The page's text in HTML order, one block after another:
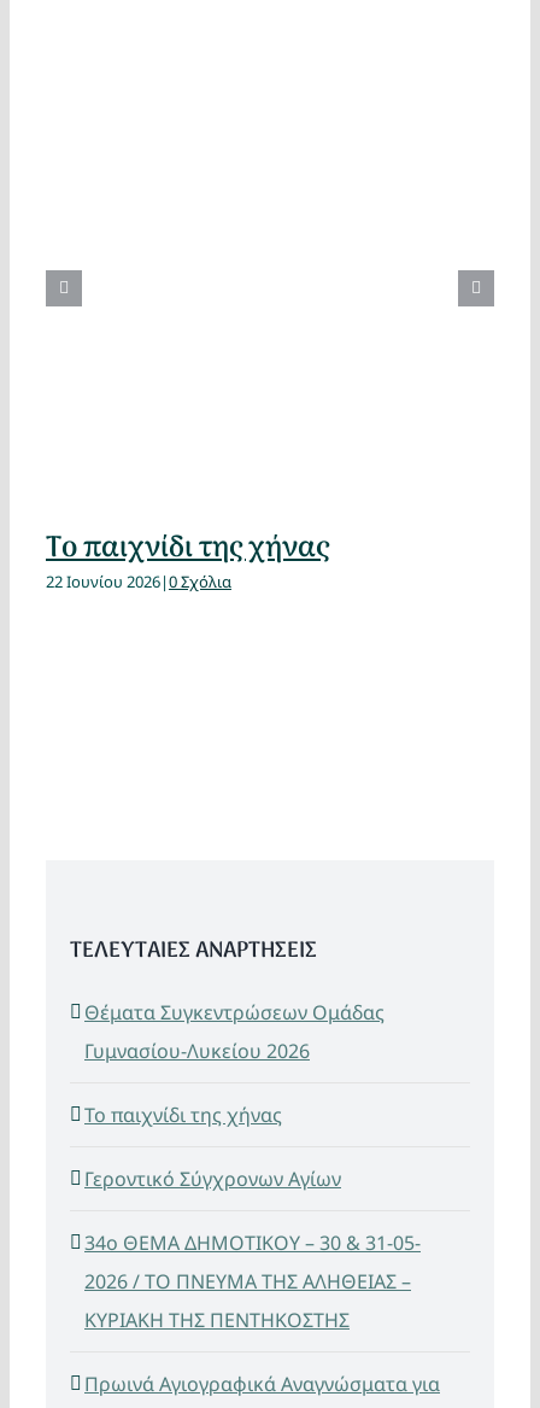
Το παιχνίδι της χήνας
22 Ιουνίου 2026|0 Σχόλια
ΤΕΛΕΥΤΑΙΕΣ ΑΝΑΡΤΗΣΕΙΣ
Θέματα Συγκεντρώσεων Ομάδας
Γυμνασίου-Λυκείου 2026
Το παιχνίδι της χήνας
Γεροντικό Σύγχρονων Αγίων
34ο ΘΕΜΑ ΔΗΜΟΤΙΚΟΥ – 30 & 31-05-
2026 / ΤΟ ΠΝΕΥΜΑ ΤΗΣ ΑΛΗΘΕΙΑΣ –
ΚΥΡΙΑΚΗ ΤΗΣ ΠΕΝΤΗΚΟΣΤΗΣ
Πρωινά Αγιογραφικά Αναγνώσματα για